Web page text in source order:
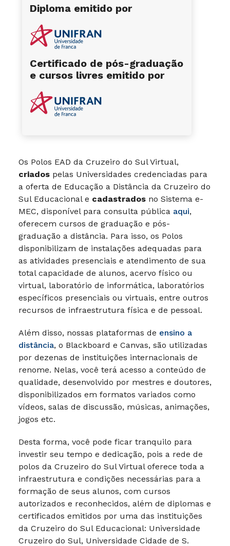
Os Polos EAD da Cruzeiro do Sul Virtual,
criados pelas Universidades credenciadas para
a oferta de Educação a Distância da Cruzeiro do
Sul Educacional e cadastrados no Sistema e-
MEC, disponível para consulta pública aqui,
oferecem cursos de graduação e pós-
graduação a distância. Para isso, os Polos
disponibilizam de instalações adequadas para
as atividades presenciais e atendimento de sua
total capacidade de alunos, acervo físico ou
virtual, laboratório de informática, laboratórios
específicos presenciais ou virtuais, entre outros
recursos de infraestrutura física e de pessoal.
Além disso, nossas plataformas de ensino a
distância, o Blackboard e Canvas, são utilizadas
por dezenas de instituições internacionais de
renome. Nelas, você terá acesso a conteúdo de
qualidade, desenvolvido por mestres e doutores,
disponibilizados em formatos variados como
vídeos, salas de discussão, músicas, animações,
jogos etc.
Desta forma, você pode ficar tranquilo para
investir seu tempo e dedicação, pois a rede de
polos da Cruzeiro do Sul Virtual oferece toda a
infraestrutura e condições necessárias para a
formação de seus alunos, com cursos
autorizados e reconhecidos, além de diplomas e
certificados emitidos por uma das instituições
da Cruzeiro do Sul Educacional: Universidade
Cruzeiro do Sul, Universidade Cidade de S.
Diploma emitido por
Certificado de pós-graduação
e cursos livres emitido por